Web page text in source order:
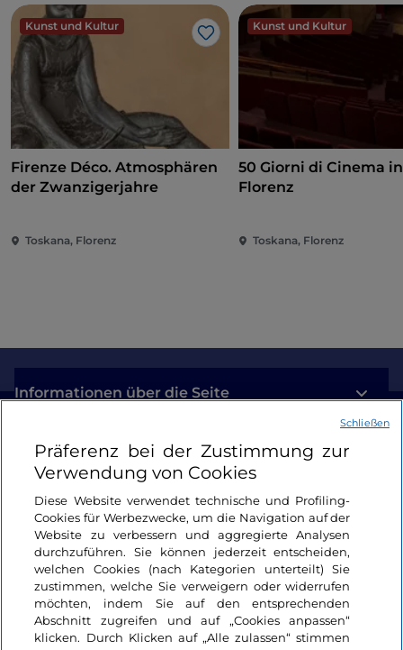
Kunst und Kultur
Like
Firenze Déco. Atmosphären
der Zwanzigerjahre
Toskana, Florenz
Kunst und Kultur
50 Giorni di Cinema in
Florenz
Toskana, Florenz
Informationen über die Seite
Nützliche Links
Login
Bleiben wir in Kontakt
Präferenz bei der Zustimmung zur
Verwendung von Cookies
Diese Website verwendet technische und Profiling-
Cookies für Werbezwecke, um die Navigation auf der
Website zu verbessern und aggregierte Analysen
durchzuführen. Sie können jederzeit entscheiden,
welchen Cookies (nach Kategorien unterteilt) Sie
zustimmen, welche Sie verweigern oder widerrufen
möchten, indem Sie auf den entsprechenden
Abschnitt zugreifen und auf „Cookies anpassen“
klicken. Durch Klicken auf „Alle zulassen“ stimmen
Schließen